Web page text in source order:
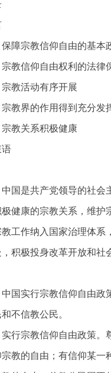
障宗教信仰自由的基本
宗教信仰自由权利的法律
宗教活动有序开展
宗教界的作用得到充分发
宗教关系积极健康
语
中国是共产党领导的社会
健康的宗教关系，维护
工作纳入国家治理体系
积极投身改革开放和社
中国实行宗教信仰自由政
不信教公民。
实行宗教信仰自由政策。
教的自由；有信仰某一